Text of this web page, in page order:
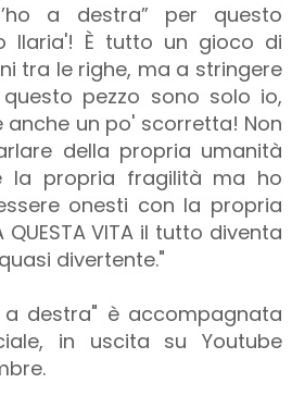
a destra” per questo
Ilaria'! È tutto un gioco di
tra le righe, ma a stringere
pezzo sono solo io,
un po' scorretta! Non
della propria umanità
la propria fragilità ma ho
onesti con la propria
QUESTA VITA il tutto diventa
divertente."
destra" è accompagnata
in uscita su Youtube